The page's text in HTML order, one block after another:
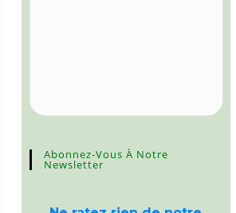
Abonnez-Vous À Notre
Newsletter